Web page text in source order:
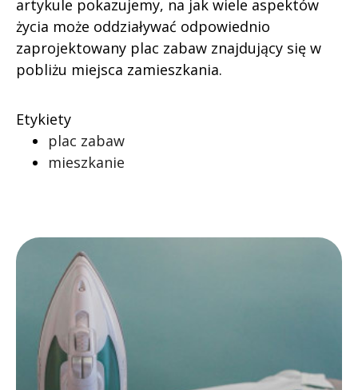
artykule pokazujemy, na jak wiele aspektów
życia może oddziaływać odpowiednio
zaprojektowany plac zabaw znajdujący się w
pobliżu miejsca zamieszkania.
Etykiety
plac zabaw
mieszkanie